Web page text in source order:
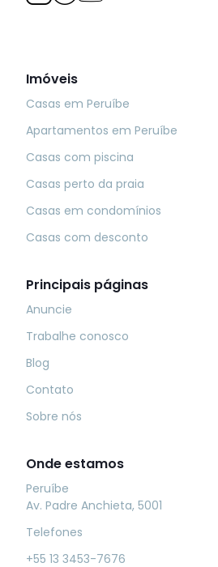
Imóveis
Casas em Peruíbe
Apartamentos em Peruíbe
Casas com piscina
Casas perto da praia
Casas em condomínios
Casas com desconto
Principais páginas
Anuncie
Trabalhe conosco
Blog
Contato
Sobre nós
Onde estamos
Peruíbe
Av. Padre Anchieta, 5001
Telefones
+55 13 3453-7676